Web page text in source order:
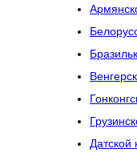
Датской